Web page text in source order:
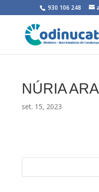
930 106 248
NÚRIA
set. 15, 2023